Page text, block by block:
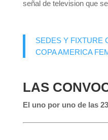
señal de television que
SEDES Y FIXTURE
COPA AMERICA
LAS
El uno por uno de las